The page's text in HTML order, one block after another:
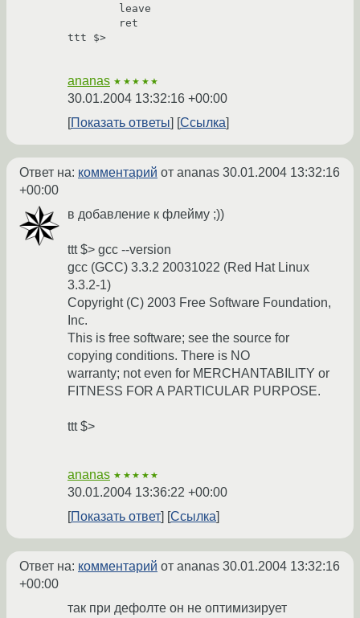
ttt $>
ananas ★★★★★
30.01.2004 13:32:16 +00:00
Показать ответы
Ссылка
Ответ на: комментарий от ananas 30.01.2004 13:32:16
+00:00
в добавление к флейму ;))
ttt $> gcc --version
gcc (GCC) 3.3.2 20031022 (Red Hat Linux
3.3.2-1)
Copyright (C) 2003 Free Software Foundation,
Inc.
This is free software; see the source for
copying conditions. There is NO
warranty; not even for MERCHANTABILITY or
FITNESS FOR A PARTICULAR PURPOSE.
ttt $>
ananas ★★★★★
30.01.2004 13:36:22 +00:00
Показать ответ
Ссылка
Ответ на: комментарий от ananas 30.01.2004 13:32:16
+00:00
так при дефолте он не оптимизирует